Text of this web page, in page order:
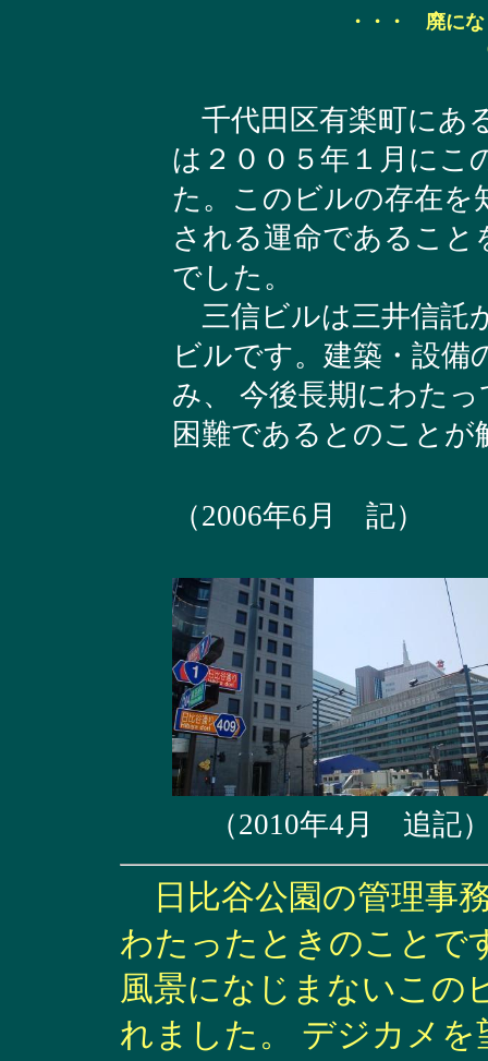
・・・ 廃に
千代田区有楽町にあ
は２００５年１月にこ
た。このビルの存在を
される運命であるこ
でした。
三信ビルは三井信託
ビルです。建築・設備
み、 今後長期にわた
困難であるとのことが
（2006年6月 記）
（2010年4月 追記
日比谷公園の管理事
わたったときのことで
風景になじまないこの
れました。 デジカメ